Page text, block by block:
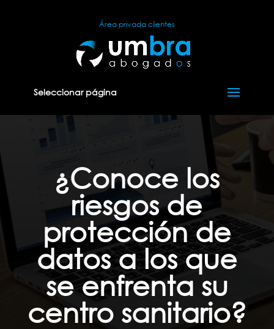
Área privada clientes
Seleccionar página
¿Conoce los
riesgos de
protección de
datos a los que
se enfrenta su
centro sanitario?